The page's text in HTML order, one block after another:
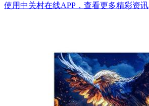
使用中关村在线APP，查看更多精彩资讯